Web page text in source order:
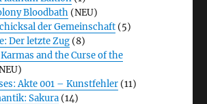
Bloodbath (NEU)
der Gemeinschaft (5)
Der letzte Zug (8)
and the Curse of the
Akte 001 – Kunstfehler (11)
Sakura (14)